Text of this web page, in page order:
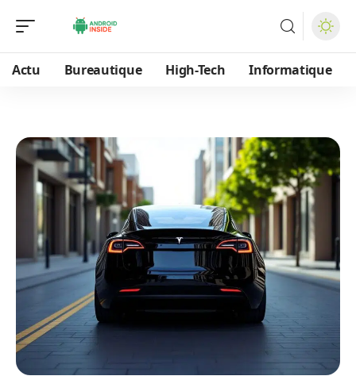
Actu Bureautique High-Tech Informatique